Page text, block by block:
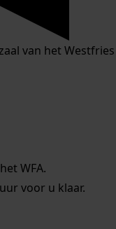
van het Westfries
WFA.
voor u klaar.